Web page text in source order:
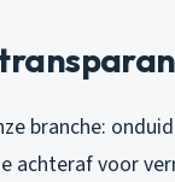
branche:
achteraf voor